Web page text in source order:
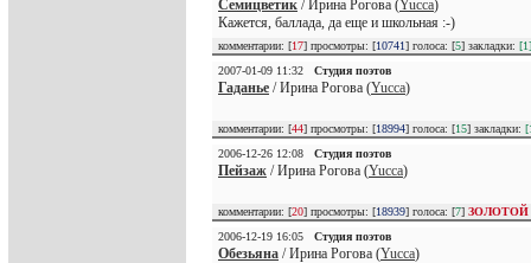
Семицветик / Ирина Рогова (Yucca)
Кажется, баллада, да еще и школьная :-)
комментарии: [17] просмотры: [10741] голоса: [5] закладки: [1]
2007-01-09 11:32
Студия поэтов
Гаданье / Ирина Рогова (Yucca)
комментарии: [44] просмотры: [18994] голоса: [15] закладки:
2006-12-26 12:08
Студия поэтов
Пейзаж / Ирина Рогова (Yucca)
комментарии: [20] просмотры: [18939] голоса: [7]
2006-12-19 16:05
Студия поэтов
Обезьяна / Ирина Рогова (Yucca)